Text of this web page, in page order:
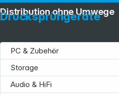
Drucksprühgeräte
PC & Zubehör
Storage
Audio & HiFi
Distribution ohne Umwege
Service